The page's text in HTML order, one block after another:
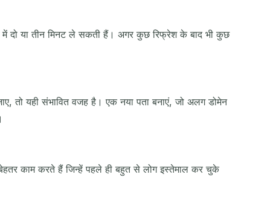
दो या तीन मिनट ले सकती हैं। अगर कुछ रिफ्रेश के बाद भी कुछ
तो यही संभावित वजह है। एक नया पता बनाएं, जो अलग डोमेन
काम करते हैं जिन्हें पहले ही बहुत से लोग इस्तेमाल कर चुके